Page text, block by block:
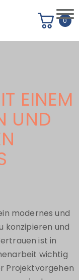
0
EINEM
UND
modernes und
konzipieren und
ist in
wichtig
Projektvorgehen